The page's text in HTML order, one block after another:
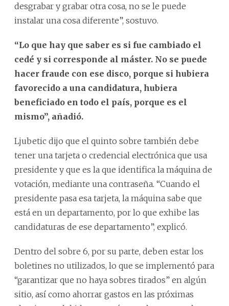
desgrabar y grabar otra cosa, no se le puede
instalar una cosa diferente”, sostuvo.
“Lo que hay que saber es si fue cambiado el
cedé y si corresponde al máster. No se puede
hacer fraude con ese disco, porque si hubiera
favorecido a una candidatura, hubiera
beneficiado en todo el país, porque es el
mismo”, añadió.
Ljubetic dijo que el quinto sobre también debe
tener una tarjeta o credencial electrónica que usa
presidente y que es la que identifica la máquina de
votación, mediante una contraseña. “Cuando el
presidente pasa esa tarjeta, la máquina sabe que
está en un departamento, por lo que exhibe las
candidaturas de ese departamento”, explicó.
Dentro del sobre 6, por su parte, deben estar los
boletines no utilizados, lo que se implementó para
“garantizar que no haya sobres tirados” en algún
sitio, así como ahorrar gastos en las próximas